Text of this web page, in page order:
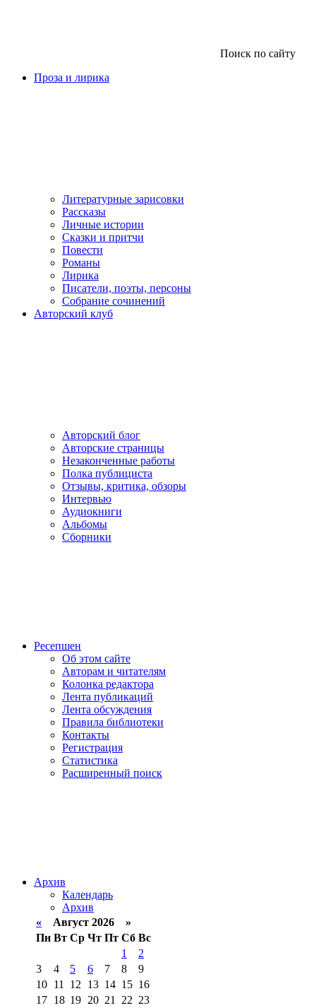
Поиск по сайту
Проза и лирика
Литературные зарисовки
Рассказы
Личные истории
Сказки и притчи
Повести
Романы
Лирика
Писатели, поэты, персоны
Собрание сочинений
Авторский клуб
Авторский блог
Авторские страницы
Незаконченные работы
Полка публициста
Отзывы, критика, обзоры
Интервью
Аудиокниги
Альбомы
Сборники
Ресепшен
Об этом сайте
Авторам и читателям
Колонка редактора
Лента публикаций
Лента обсуждения
Правила библиотеки
Контакты
Регистрация
Статистика
Расширенный поиск
Архив
Календарь
Архив
« Август 2026 »
Пн Вт Ср Чт Пт Сб Вс
1
2
3
4 5 6 7 8
9
10 11 12 13 14 15 16
17 18 19 20 21 22 23